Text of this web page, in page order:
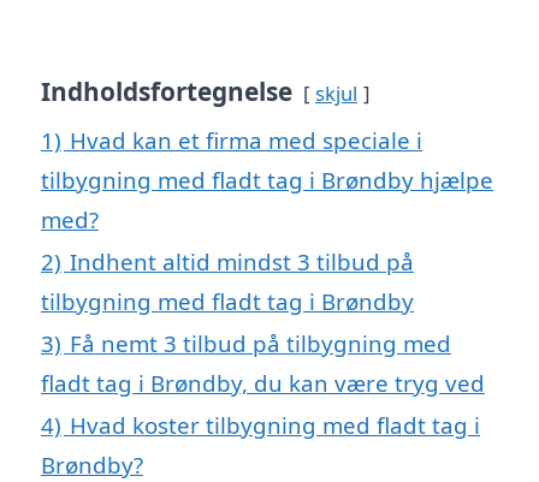
Indholdsfortegnelse skjul
1) Hvad kan et firma med speciale i
tilbygning med fladt tag i Brøndby hjælpe
med?
2) Indhent altid mindst 3 tilbud på
tilbygning med fladt tag i Brøndby
3) Få nemt 3 tilbud på tilbygning med
fladt tag i Brøndby, du kan være tryg ved
4) Hvad koster tilbygning med fladt tag i
Brøndby?